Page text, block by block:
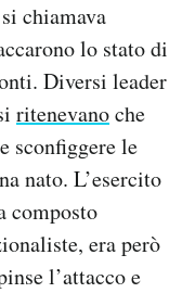
chiamava
lo stato di
Diversi leader
ritenevanoche
sconfiggere le
nato. L’esercito
composto
era però
l’attacco e